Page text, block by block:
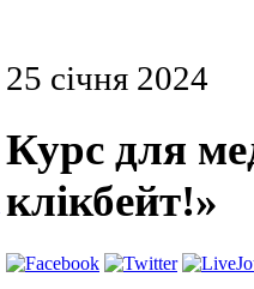
25 січня 2024
Курс для
клікбейт!»